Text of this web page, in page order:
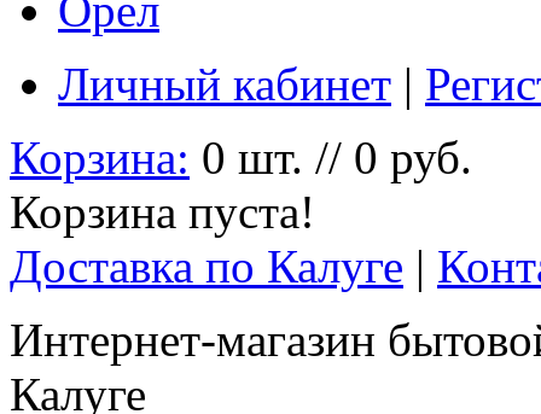
Личный кабинет |
Корзина: 0 шт. // 0 руб.
Корзина пуста!
Доставка по Калуге |
Интернет-магазин
Калуге